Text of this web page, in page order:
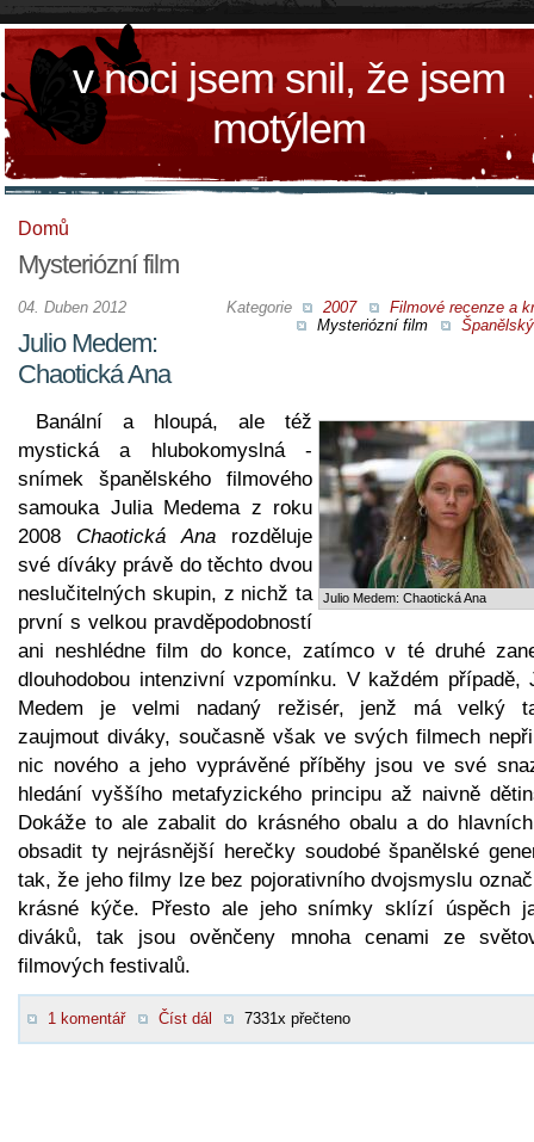
v noci jsem snil, že jsem
motýlem
Domů
Mysteriózní film
Kategorie 2007
Filmové recenze a
Mysteriózní film
04. Duben 2012
Julio Medem:
Chaotická Ana
Julio Medem: Chaotická Ana
Banální a hloupá, ale též
mystická a hlubokomyslná -
snímek španělského filmového
samouka Julia Medema z roku
2008 Chaotická Anarozděluje
své díváky právě do těchto dvou
neslučitelných skupin, z nichž ta
první s velkou pravděpodobností
ani neshlédne film do konce, zatímco v té druhé
dlouhodobou intenzivní vzpomínku. V každém případě,
Medem je velmi nadaný režisér, jenž má velký
zaujmout diváky, současně však ve svých filmech
nic nového a jeho vyprávěné příběhy jsou ve své
hledání vyššího metafyzického principu až naivně
Dokáže to ale zabalit do krásného obalu a do
obsadit ty nejrásnější herečky soudobé španělské
tak, že jeho filmy lze bez pojorativního dvojsmyslu
krásné kýče. Přesto ale jeho snímky sklízí úspěch
diváků, tak jsou ověnčeny mnoha cenami ze
filmových festivalů.
1 komentář Číst dál 7331x přečteno